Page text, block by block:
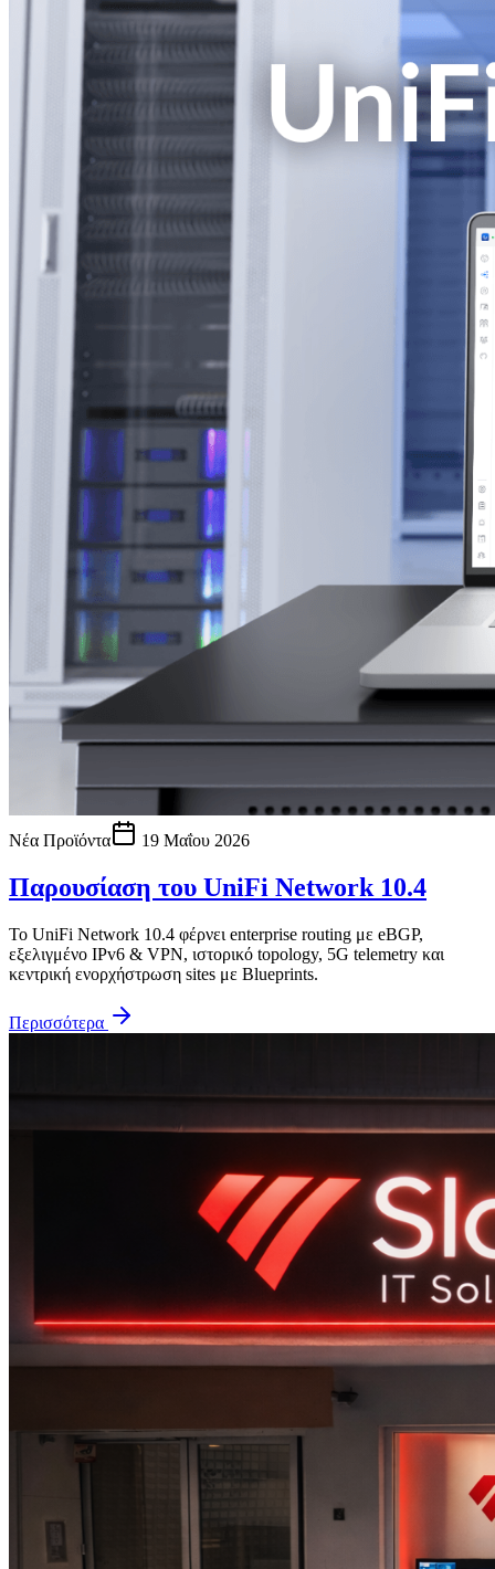
Νέα Προϊόντα 19 Μαΐου 2026
Παρουσίαση του UniFi Network 10.4
Το UniFi Network 10.4 φέρνει enterprise routing με eBGP,
εξελιγμένο IPv6 & VPN, ιστορικό topology, 5G telemetry και
κεντρική ενορχήστρωση sites με Blueprints.
Περισσότερα